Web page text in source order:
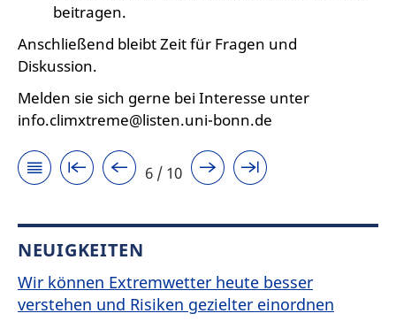
beitragen.
Anschließend bleibt Zeit für Fragen und
Diskussion.
Melden sie sich gerne bei Interesse unter
info.climxtreme@listen.uni-bonn.de
6 / 10
NEUIGKEITEN
Wir können Extremwetter heute besser
verstehen und Risiken gezielter einordnen